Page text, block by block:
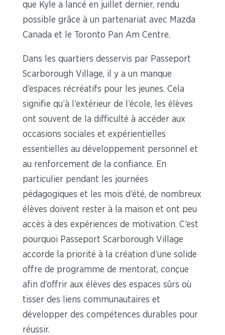
que Kyle a lancé en juillet dernier, rendu
possible grâce à un partenariat avec Mazda
Canada et le Toronto Pan Am Centre.
Dans les quartiers desservis par Passeport
Scarborough Village, il y a un manque
d’espaces récréatifs pour les jeunes. Cela
signifie qu’à l’extérieur de l’école, les élèves
ont souvent de la difficulté à accéder aux
occasions sociales et expérientielles
essentielles au développement personnel et
au renforcement de la confiance. En
particulier pendant les journées
pédagogiques et les mois d’été, de nombreux
élèves doivent rester à la maison et ont peu
accès à des expériences de motivation. C’est
pourquoi Passeport Scarborough Village
accorde la priorité à la création d’une solide
offre de programme de mentorat, conçue
afin d’offrir aux élèves des espaces sûrs où
tisser des liens communautaires et
développer des compétences durables pour
réussir.